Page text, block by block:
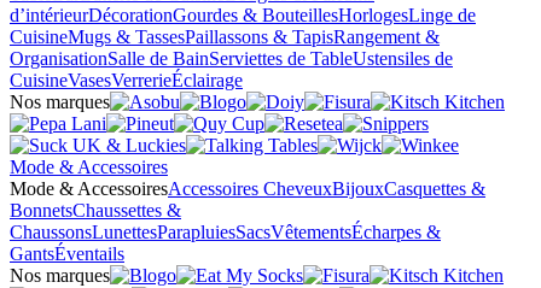
d’intérieurDécorationGourdes & BouteillesHorlogesLinge de
CuisineMugs & TassesPaillassons & TapisRangement &
OrganisationSalle de BainServiettes de TableUstensiles de
CuisineVasesVerrerieÉclairage
Nos marques
Mode & Accessoires
Mode & AccessoiresAccessoires CheveuxBijouxCasquettes &
BonnetsChaussettes &
ChaussonsLunettesParapluiesSacsVêtementsÉcharpes &
GantsÉventails
Nos marques